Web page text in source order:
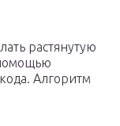
растянутую
Алгоритм